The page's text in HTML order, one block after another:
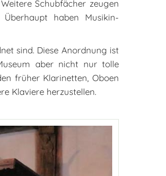
Schubfächer zeugen
haben Musikin­
sind. Diese Anordnung ist
aber nicht nur tolle
früher Klarinetten, Oboen
Klaviere herzustellen.